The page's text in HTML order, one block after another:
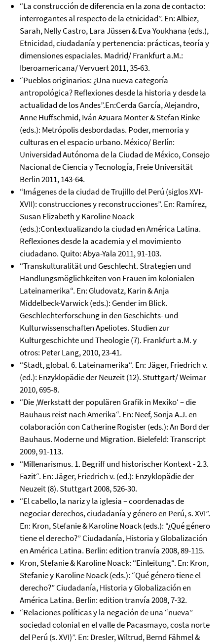
“La construcción de diferencia en la zona de contacto:
interrogantes al respecto de la etnicidad”. En: Albiez,
Sarah, Nelly Castro, Lara Jüssen & Eva Youkhana (eds.),
Etnicidad, ciudadanía y pertenencia: prácticas, teoría y
dimensiones espaciales. Madrid/ Frankfurt a.M.:
Iberoamericana/ Vervuert 2011, 35-63.
“Pueblos originarios: ¿Una nueva categoría
antropológica? Reflexiones desde la historia y desde la
actualidad de los Andes”.En:Cerda García, Alejandro,
Anne Huffschmid, Iván Azuara Monter & Stefan Rinke
(eds.): Metrópolis desbordadas. Poder, memoria y
culturas en el espacio urbano. México/ Berlín:
Universidad Autónoma de la Ciudad de México, Consejo
Nacional de Ciencia y Tecnología, Freie Universität
Berlin 2011, 143-64.
“Imágenes de la ciudad de Trujillo del Perú (siglos XVI-
XVII): construcciones y reconstrucciones”. En: Ramírez,
Susan Elizabeth y Karoline Noack
(eds.):Contextualizando la ciudad en América Latina.
Reflexiones desde la academia y el movimiento
ciudadano. Quito: Abya-Yala 2011, 91-103.
“Transkulturalität und Geschlecht. Strategien und
Handlungsmöglichkeiten von Frauen im kolonialen
Lateinamerika“. En: Gludovatz, Karin & Anja
Middelbeck-Varwick (eds.): Gender im Blick.
Geschlechterforschung in den Geschichts- und
Kulturwissenschaften Apeliotes. Studien zur
Kulturgeschichte und Theologie (7). Frankfurt a.M. y
otros: Peter Lang, 2010, 23-41.
“Stadt, global. 6. Lateinamerika“. En: Jäger, Friedrich v.
(ed.): Enzyklopädie der Neuzeit (12). Stuttgart/ Weimar
2010, 695-8.
“Die ‚Werkstatt der populären Grafik in Mexiko‘ – die
Bauhaus reist nach Amerika“. En: Neef, Sonja A.J. en
colaboración con Catherine Rogister (eds.): An Bord der
Bauhaus. Moderne und Migration. Bielefeld: Transcript
2009, 91-113.
“Millenarismus. 1. Begriff und historischer Kontext - 2.3.
Fazit“. En: Jäger, Friedrich v. (ed.): Enzyklopädie der
Neuzeit (8). Stuttgart 2008, 526-30.
“El cabello, la nariz y la iglesia – coordenadas de
negociar derechos, ciudadanía y género en Perú, s. XVI”.
En: Kron, Stefanie & Karoline Noack (eds.): “¿Qué género
tiene el derecho?” Ciudadanía, Historia y Globalización
en América Latina. Berlin: edition tranvía 2008, 89-115.
Kron, Stefanie & Karoline Noack: “Einleitung“. En: Kron,
Stefanie y Karoline Noack (eds.): “Qué género tiene el
derecho?” Ciudadanía, Historia y Globalización en
América Latina. Berlin: edition tranvía 2008, 7-32.
“Relaciones políticas y la negación de una “nueva”
sociedad colonial en el valle de Pacasmayo, costa norte
del Perú (s. XVI)”. En: Dresler, Wiltrud, Bernd Fähmel &